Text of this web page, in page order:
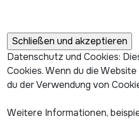
Datenschutz und Cookies:
Cookies. Wenn du die
du der Verwendung von
Weitere Informationen,